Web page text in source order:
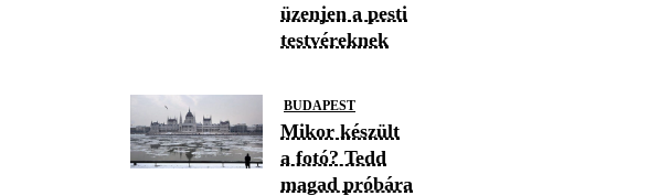
üzenjen a pesti
testvéreknek
BUDAPEST
Mikor készült
a fotó? Tedd
magad próbára